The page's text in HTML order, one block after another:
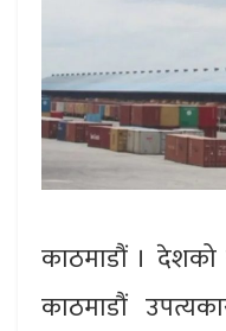
काठमाडौं । देशको
काठमाडौं